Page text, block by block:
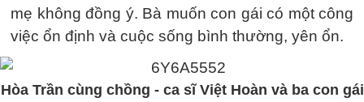
mẹ không đồng ý. Bà muốn con gái có một công
việc ổn định và cuộc sống bình thường, yên ổn.
Hòa Trần cùng chồng - ca sĩ Việt Hoàn và ba con gái